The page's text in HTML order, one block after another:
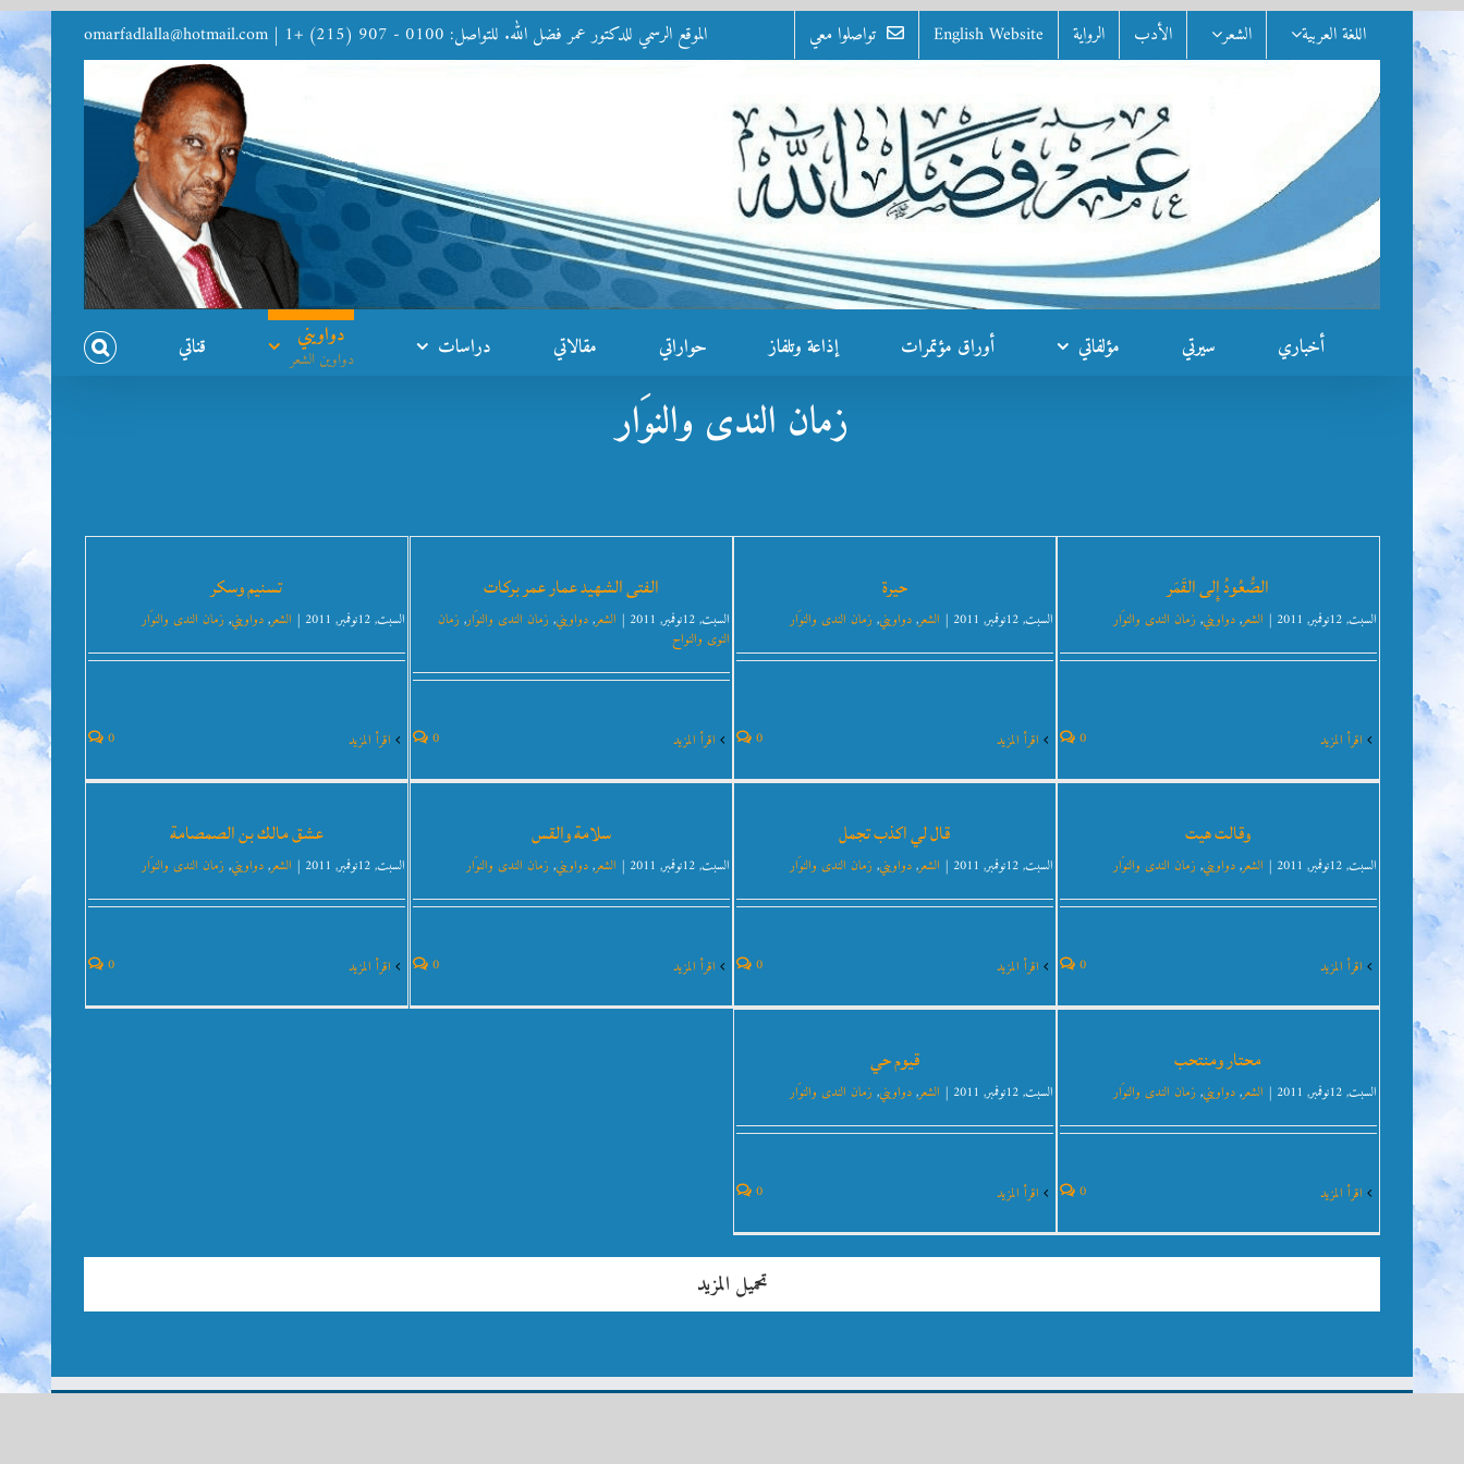
to
content
اللغة العربية الشعر الأدب الرواية English Website تواصلوا معي الموقع الرسمي للدكتور عمر فضل الله. للتواصل: 0100 - 907 (215) +1 |
omarfadlalla@hotmail.com
أخباري سيرتي مؤلفاتي أوراق مؤتمرات إذاعة وتلفاز حواراتي مقالاتي دراسات دواويني
دواوين الشعر قناتي
زمان الندى والنوَار
الصُّعُودُ إِلى القَمَر
السبت, 12نوفمبر, 2011 | الشعر,دواويني, زمان الندى والنوَار
0
حيرة
السبت, 12نوفمبر, 2011 | الشعر,دواويني, زمان الندى والنوَار
0
الفتى الشهيد عمار عمر بركات
السبت, 12نوفمبر, 2011 | الشعر,دواويني, زمان الندى والنوَار, زمان
النوى والنواح
0
تسنيم وسكر
السبت, 12نوفمبر, 2011 | الشعر,دواويني, زمان الندى والنوَار
0
وقالت هيت
السبت, 12نوفمبر, 2011 | الشعر,دواويني, زمان الندى والنوَار
0
قال لي اكذب تجمل
السبت, 12نوفمبر, 2011 | الشعر,دواويني, زمان الندى والنوَار
0
سلامة والقس
السبت, 12نوفمبر, 2011 | الشعر,دواويني, زمان الندى والنوَار
0
عشق مالك بن الصمصامة
السبت, 12نوفمبر, 2011 | الشعر,دواويني, زمان الندى والنوَار
0
محتار ومنتحب
السبت, 12نوفمبر, 2011 | الشعر,دواويني, زمان الندى والنوَار
0
قيوم حي
السبت, 12نوفمبر, 2011 | الشعر,دواويني, زمان الندى والنوَار
0
تحميل المزيد